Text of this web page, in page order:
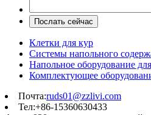
Клетки для кур
Системы напольного
Напольное оборудование
Комплектующее
Почта:ruds01@zzlivi.com
Тел:+86-15360630433